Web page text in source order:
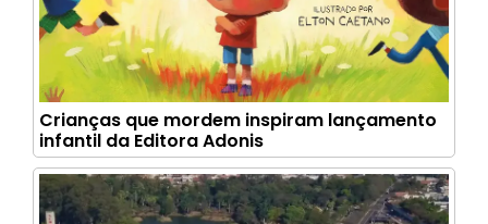
Crianças que mordem inspiram lançamento
infantil da Editora Adonis